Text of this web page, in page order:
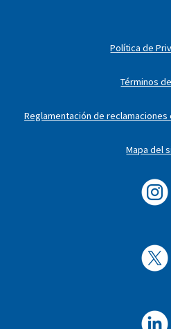
Política de
Términos
Reglamentación de
Mapa del